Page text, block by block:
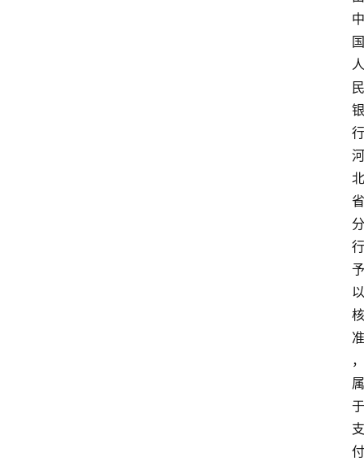
中
国
人
民
银
行
河
北
省
分
行
予
以
核
准
，
属
于
支
付